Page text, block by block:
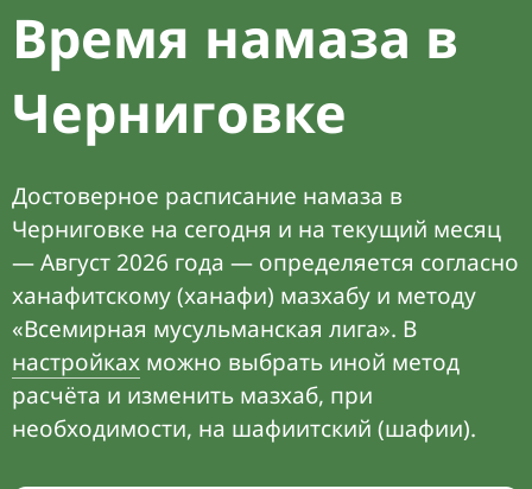
Время намаза в
Черниговке
Достоверное расписание намаза в
Черниговке на сегодня и на текущий месяц
— Август 2026 года — определяется согласно
ханафитскому (ханафи) мазхабу и методу
«Всемирная мусульманская лига». В
настройках можно выбрать иной метод
расчёта и изменить мазхаб, при
необходимости, на шафиитский (шафии).